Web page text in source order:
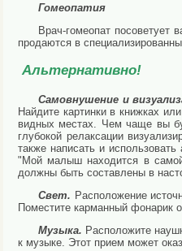
Гомеопатия
Врач-гомеопат посоветует
продаются в
Альтернативно!
Самовнушение и
Найдите картинки в книжках
видных местах. Чем чаще вы
глубокой релаксации
также написать и
"Мой малыш находится в
должны быть составлены в
Свет. Расположение
Поместите карманный фонарик
Музыка. Расположите
к музыке. Этот прием может